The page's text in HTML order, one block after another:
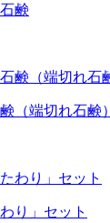
鹸
（端切れ石鹸）
り」セット